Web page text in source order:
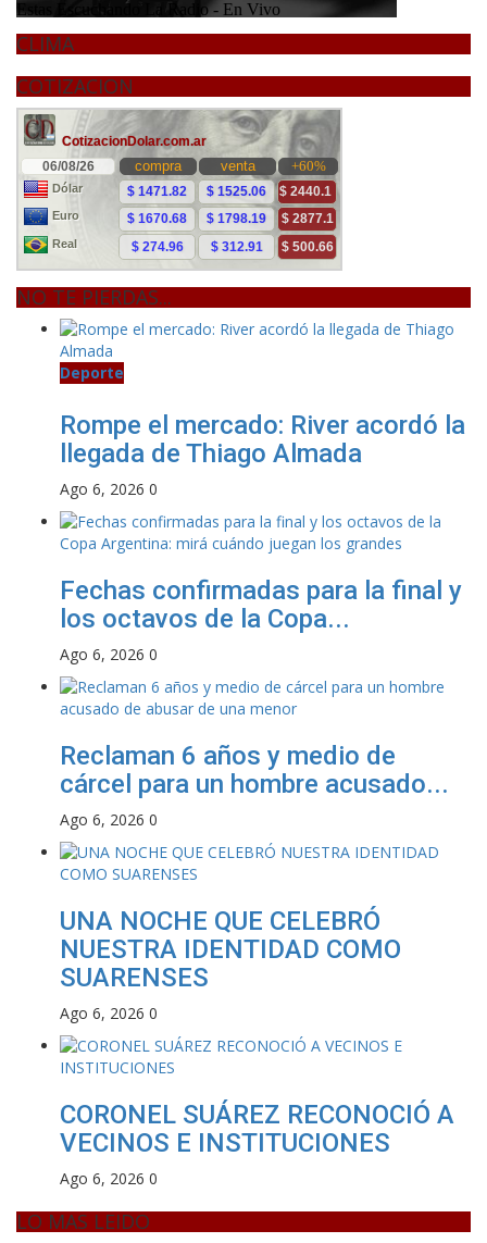
CLIMA
COTIZACION
NO TE PIERDAS...
Deporte
Rompe el mercado: River acordó la
llegada de Thiago Almada
Ago 6, 2026 0
Fechas confirmadas para la final y
los octavos de la Copa...
Ago 6, 2026 0
Reclaman 6 años y medio de
cárcel para un hombre acusado...
Ago 6, 2026 0
UNA NOCHE QUE CELEBRÓ
NUESTRA IDENTIDAD COMO
SUARENSES
Ago 6, 2026 0
CORONEL SUÁREZ RECONOCIÓ A
VECINOS E INSTITUCIONES
Ago 6, 2026 0
LO MAS LEIDO